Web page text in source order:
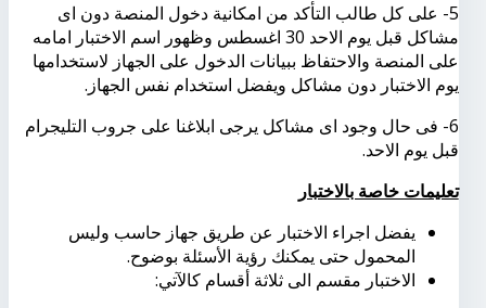
5- على كل طالب التأكد من امكانية دخول المنصة دون اى
مشاكل قبل يوم الاحد 30 اغسطس وظهور اسم الاختبار امامه
على المنصة والاحتفاظ ببيانات الدخول على الجهاز لاستخدامها
يوم الاختبار دون مشاكل ويفضل استخدام نفس الجهاز.
6- فى حال وجود اى مشاكل يرجى ابلاغنا على جروب التليجرام
قبل يوم الاحد.
تعليمات خاصة بالاختبار
يفضل اجراء الاختبار عن طريق جهاز حاسب وليس
المحمول حتى يمكنك رؤية الأسئلة بوضوح.
الاختبار مقسم الى ثلاثة أقسام كالآتي: